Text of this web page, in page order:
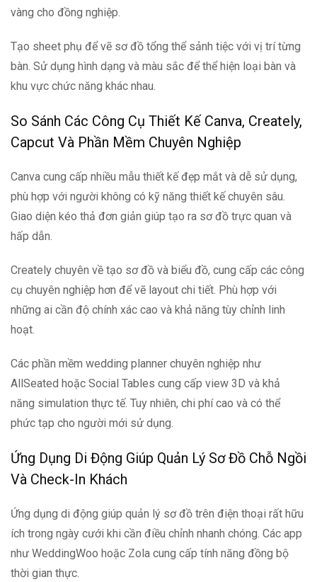
vàng cho đồng nghiệp.
Tạo sheet phụ để vẽ sơ đồ tổng thể sảnh tiệc với vị trí từng
bàn. Sử dụng hình dạng và màu sắc để thể hiện loại bàn và
khu vực chức năng khác nhau.
So Sánh Các Công Cụ Thiết Kế Canva, Creately,
Capcut Và Phần Mềm Chuyên Nghiệp
Canva cung cấp nhiều mẫu thiết kế đẹp mắt và dễ sử dụng,
phù hợp với người không có kỹ năng thiết kế chuyên sâu.
Giao diện kéo thả đơn giản giúp tạo ra sơ đồ trực quan và
hấp dẫn.
Creately chuyên về tạo sơ đồ và biểu đồ, cung cấp các công
cụ chuyên nghiệp hơn để vẽ layout chi tiết. Phù hợp với
những ai cần độ chính xác cao và khả năng tùy chỉnh linh
hoạt.
Các phần mềm wedding planner chuyên nghiệp như
AllSeated hoặc Social Tables cung cấp view 3D và khả
năng simulation thực tế. Tuy nhiên, chi phí cao và có thể
phức tạp cho người mới sử dụng.
Ứng Dụng Di Động Giúp Quản Lý Sơ Đồ Chỗ Ngồi
Và Check-In Khách
Ứng dụng di động giúp quản lý sơ đồ trên điện thoại rất hữu
ích trong ngày cưới khi cần điều chỉnh nhanh chóng. Các app
như WeddingWoo hoặc Zola cung cấp tính năng đồng bộ
thời gian thực.